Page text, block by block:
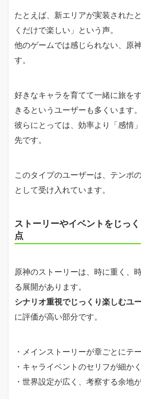
たとえば、新エリアが実装された
くだけで楽しい」という声。
他のゲームでは感じられない、原
す。
好きなキャラを育てて一緒に旅を
きるというユーザーも多くいます。
彼らにとっては、効率より「感情
先です。
このタイプのユーザーは、テンポ
として受け入れています。
ストーリーやイベントをじっ
点
原神のストーリーは、時に重く、
る展開があります。
シナリオ重視でじっくり楽しむユ
に評価が高い部分です。
・メインストーリーが章ごとにテ
・キャライベントのセリフが細か
・世界設定が広く、考察する余地